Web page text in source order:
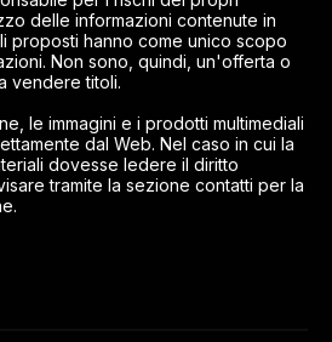
delle informazioni contenute in
proposti hanno come unico scopo
Non sono, quindi, un'offerta o
vendere titoli.
le immagini e i prodotti multimediali
dal Web. Nel caso in cui la
dovesse ledere il diritto
tramite la sezione contatti per la